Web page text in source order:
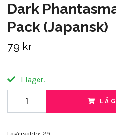
Dark
Pack (Japansk)
79 kr
I lager.
Lagersaldo: 29